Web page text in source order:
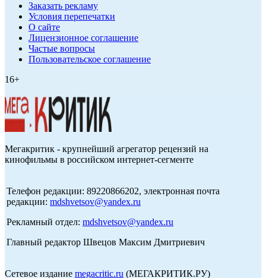
Заказать рекламу
Условия перепечатки
О сайте
Лицензионное соглашение
Частые вопросы
Пользовательское соглашение
16+
Мегакритик - крупнейший агрегатор рецензий на
кинофильмы в российском интернет-сегменте
Телефон редакции: 89220866202, электронная почта
редакции: mdshvetsov@yandex.ru
Рекламный отдел: mdshvetsov@yandex.ru
Главный редактор Швецов Максим Дмитриевич
Сетевое издание megacritic.ru (МЕГАКРИТИК.РУ)